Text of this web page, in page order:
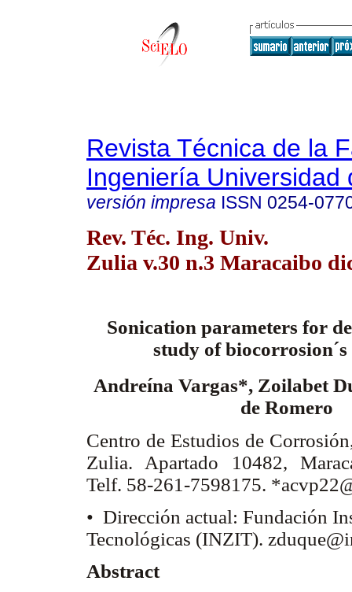
Revista Técnica de la
Ingeniería Universidad
versión impresa ISSN 0254-
Rev. Téc. Ing. Univ.
Zulia v.30 n.3 Maracaibo
Sonication parameters for
study of
Andreína Vargas*, Zoilabet
de Romero
Centro de Estudios de
Zulia. Apartado 10482,
Telf. 58-261-7598175.
• Dirección actual: Fundación
Tecnológicas (INZIT).
Abstract